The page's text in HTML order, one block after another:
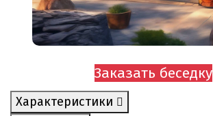
Заказать беседку
Характеристики